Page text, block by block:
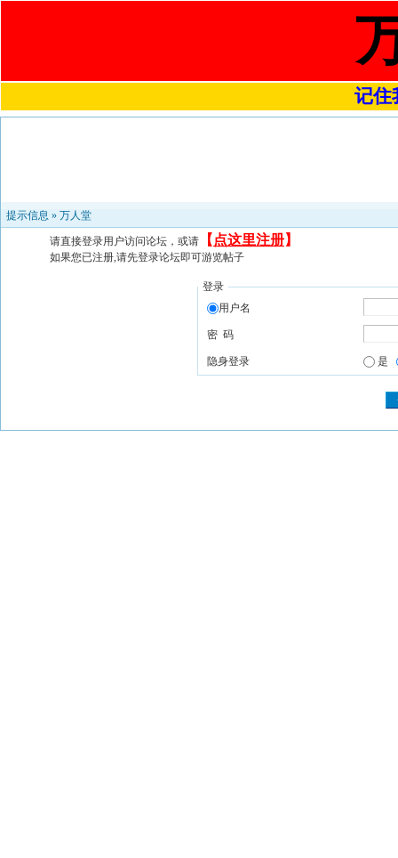
记住
提示信息 » 万人堂
请直接登录用户访问论坛，或请 【 点这里注册】
如果您已注册,请先登录论坛即可游览帖子
登录
用户名
密 码
隐身登录 是